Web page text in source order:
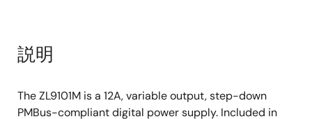
説明
The ZL9101M is a 12A, variable output, step-down
PMBus-compliant digital power supply. Included in